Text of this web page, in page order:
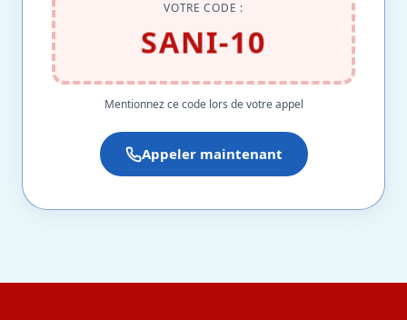
VOTRE CODE :
SANI-10
Mentionnez ce code lors de votre appel
Appeler maintenant